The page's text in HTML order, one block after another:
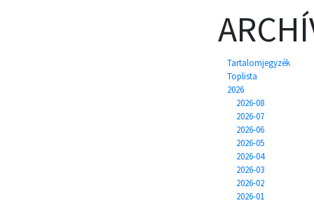
Tartalomjegyzék
Toplista
2026
2026-08
2026-07
2026-06
2026-05
2026-04
2026-03
2026-02
2026-01